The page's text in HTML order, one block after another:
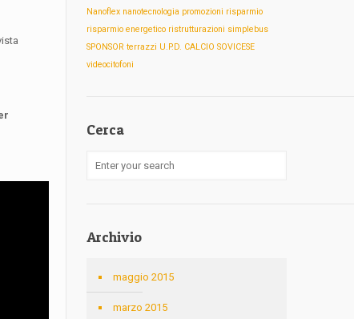
Nanoflex nanotecnologia promozioni risparmio
risparmio energetico ristrutturazioni simplebus
SPONSOR terrazzi U.P.D. CALCIO SOVICESE
videocitofoni
Cerca
Archivio
maggio 2015
marzo 2015